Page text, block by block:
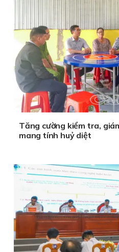
Tăng cường kiểm tra,
mang tính huỷ diệt